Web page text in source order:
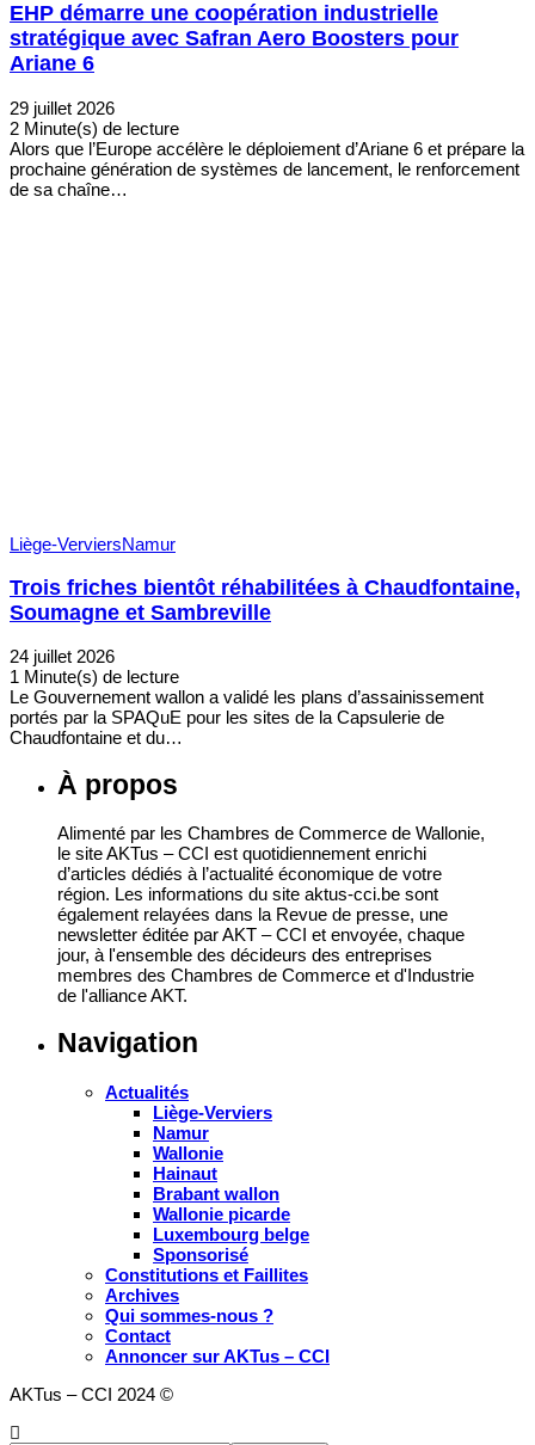
EHP démarre une coopération industrielle
stratégique avec Safran Aero Boosters pour
Ariane 6
29 juillet 2026
2 Minute(s) de lecture
Alors que l’Europe accélère le déploiement d’Ariane 6 et prépare la
prochaine génération de systèmes de lancement, le renforcement
de sa chaîne…
Liège-VerviersNamur
Trois friches bientôt réhabilitées à Chaudfontaine,
Soumagne et Sambreville
24 juillet 2026
1 Minute(s) de lecture
Le Gouvernement wallon a validé les plans d’assainissement
portés par la SPAQuE pour les sites de la Capsulerie de
Chaudfontaine et du…
À propos
Alimenté par les Chambres de Commerce de Wallonie,
le site AKTus – CCI est quotidiennement enrichi
d’articles dédiés à l’actualité économique de votre
région. Les informations du site aktus-cci.be sont
également relayées dans la Revue de presse, une
newsletter éditée par AKT – CCI et envoyée, chaque
jour, à l'ensemble des décideurs des entreprises
membres des Chambres de Commerce et d'Industrie
de l'alliance AKT.
Navigation
Actualités
Liège-Verviers
Namur
Wallonie
Hainaut
Brabant wallon
Wallonie picarde
Luxembourg belge
Sponsorisé
Constitutions et Faillites
Archives
Qui sommes-nous ?
Contact
Annoncer sur AKTus – CCI
AKTus – CCI 2024 ©